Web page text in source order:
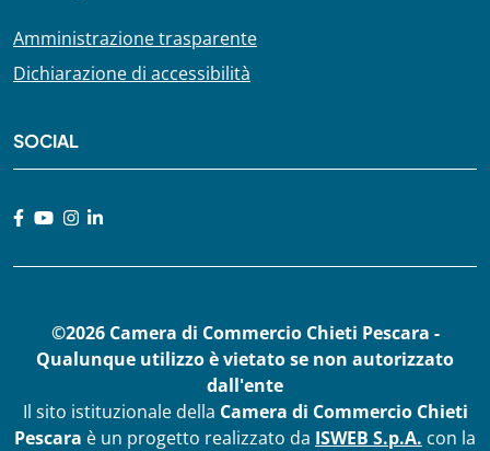
Amministrazione trasparente
Dichiarazione di accessibilità
SOCIAL
©2026 Camera di Commercio Chieti Pescara -
Qualunque utilizzo è vietato se non autorizzato
dall'ente
Il sito istituzionale della Camera di Commercio Chieti
Pescara è un progetto realizzato da ISWEB S.p.A. con la